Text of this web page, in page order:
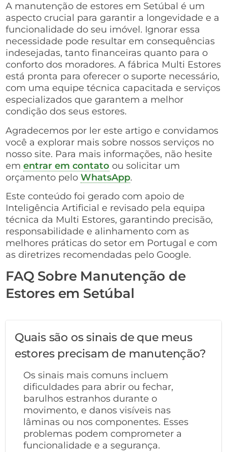
A manutenção de estores em Setúbal é um
aspecto crucial para garantir a longevidade e a
funcionalidade do seu imóvel. Ignorar essa
necessidade pode resultar em consequências
indesejadas, tanto financeiras quanto para o
conforto dos moradores. A fábrica Multi Estores
está pronta para oferecer o suporte necessário,
com uma equipe técnica capacitada e serviços
especializados que garantem a melhor
condição dos seus estores.
Agradecemos por ler este artigo e convidamos
você a explorar mais sobre nossos serviços no
nosso site. Para mais informações, não hesite
ementrar em contato ou solicitar um
orçamento peloWhatsApp.
Este conteúdo foi gerado com apoio de
Inteligência Artificial e revisado pela equipa
técnica da Multi Estores, garantindo precisão,
responsabilidade e alinhamento com as
melhores práticas do setor em Portugal e com
as diretrizes recomendadas pelo Google.
FAQ Sobre Manutenção de
Estores em Setúbal
Quais são os sinais de que meus
estores precisam de manutenção?
Os sinais mais comuns incluem
dificuldades para abrir ou fechar,
barulhos estranhos durante o
movimento, e danos visíveis nas
lâminas ou nos componentes. Esses
problemas podem comprometer a
funcionalidade e a segurança.